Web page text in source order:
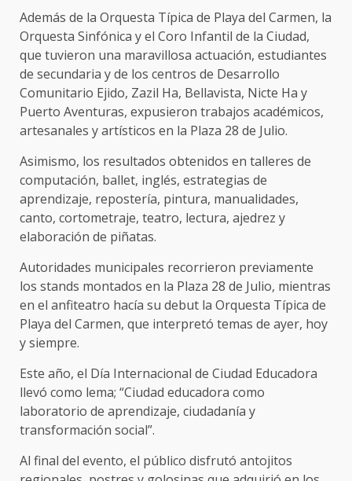
Además de la Orquesta Típica de Playa del Carmen, la
Orquesta Sinfónica y el Coro Infantil de la Ciudad,
que tuvieron una maravillosa actuación, estudiantes
de secundaria y de los centros de Desarrollo
Comunitario Ejido, Zazil Ha, Bellavista, Nicte Ha y
Puerto Aventuras, expusieron trabajos académicos,
artesanales y artísticos en la Plaza 28 de Julio.
Asimismo, los resultados obtenidos en talleres de
computación, ballet, inglés, estrategias de
aprendizaje, repostería, pintura, manualidades,
canto, cortometraje, teatro, lectura, ajedrez y
elaboración de piñatas.
Autoridades municipales recorrieron previamente
los stands montados en la Plaza 28 de Julio, mientras
en el anfiteatro hacía su debut la Orquesta Típica de
Playa del Carmen, que interpretó temas de ayer, hoy
y siempre.
Este año, el Día Internacional de Ciudad Educadora
llevó como lema; “Ciudad educadora como
laboratorio de aprendizaje, ciudadanía y
transformación social”.
Al final del evento, el público disfrutó antojitos